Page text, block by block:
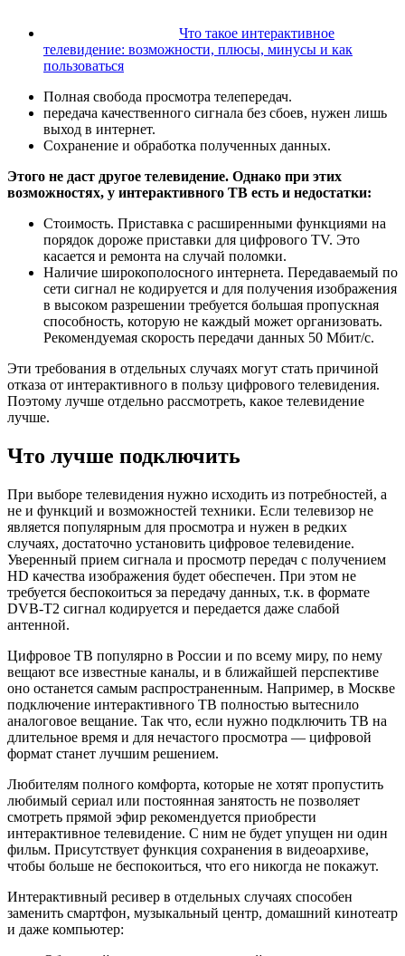
Что такое интерактивное
телевидение: возможности, плюсы, минусы и как
пользоваться
Полная свобода просмотра телепередач.
передача качественного сигнала без сбоев, нужен лишь
выход в интернет.
Сохранение и обработка полученных данных.
Этого не даст другое телевидение. Однако при этих
возможностях, у интерактивного ТВ есть и недостатки:
Стоимость. Приставка с расширенными функциями на
порядок дороже приставки для цифрового TV. Это
касается и ремонта на случай поломки.
Наличие широкополосного интернета. Передаваемый по
сети сигнал не кодируется и для получения изображения
в высоком разрешении требуется большая пропускная
способность, которую не каждый может организовать.
Рекомендуемая скорость передачи данных 50 Мбит/с.
Эти требования в отдельных случаях могут стать причиной
отказа от интерактивного в пользу цифрового телевидения.
Поэтому лучше отдельно рассмотреть, какое телевидение
лучше.
Что лучше подключить
При выборе телевидения нужно исходить из потребностей, а
не и функций и возможностей техники. Если телевизор не
является популярным для просмотра и нужен в редких
случаях, достаточно установить цифровое телевидение.
Уверенный прием сигнала и просмотр передач с получением
HD качества изображения будет обеспечен. При этом не
требуется беспокоиться за передачу данных, т.к. в формате
DVB-T2 сигнал кодируется и передается даже слабой
антенной.
Цифровое ТВ популярно в России и по всему миру, по нему
вещают все известные каналы, и в ближайшей перспективе
оно останется самым распространенным. Например, в Москве
подключение интерактивного ТВ полностью вытеснило
аналоговое вещание. Так что, если нужно подключить ТВ на
длительное время и для нечастого просмотра — цифровой
формат станет лучшим решением.
Любителям полного комфорта, которые не хотят пропустить
любимый сериал или постоянная занятость не позволяет
смотреть прямой эфир рекомендуется приобрести
интерактивное телевидение. С ним не будет упущен ни один
фильм. Присутствует функция сохранения в видеоархиве,
чтобы больше не беспокоиться, что его никогда не покажут.
Интерактивный ресивер в отдельных случаях способен
заменить смартфон, музыкальный центр, домашний кинотеатр
и даже компьютер: